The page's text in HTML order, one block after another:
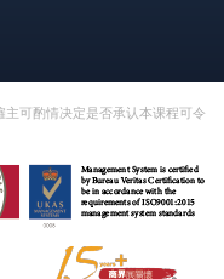
可酌情决定是否承认本课程可令